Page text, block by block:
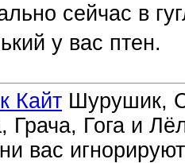
сейчас в
у вас птен.
Кайт Шурушик,
Гога и
вас игнорируют